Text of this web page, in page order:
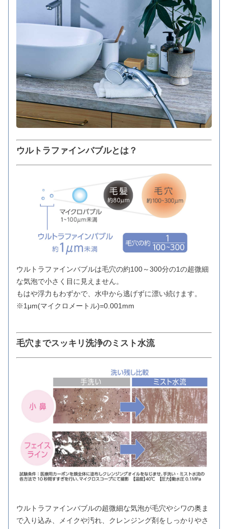
ウルトラファインバブルとは？
ウルトラファインバブルは毛穴の約100～300分の1の超微細
な気泡で小さく目に見えません。
もはや浮力もわずかで、水中から逃げずに漂い続けます。
※1μm(マイクロメートル)=0.001mm
毛穴までスッキリ洗浄のミスト水流
ウルトラファインバブルの超微細な気泡が毛穴やシワの奥ま
で入り込み、メイクや汚れ、クレンジング剤をしっかりやさ